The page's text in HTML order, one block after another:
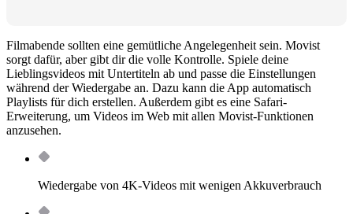
Filmabende sollten eine gemütliche Angelegenheit sein. Movist
sorgt dafür, aber gibt dir die volle Kontrolle. Spiele deine
Lieblingsvideos mit Untertiteln ab und passe die Einstellungen
während der Wiedergabe an. Dazu kann die App automatisch
Playlists für dich erstellen. Außerdem gibt es eine Safari-
Erweiterung, um Videos im Web mit allen Movist-Funktionen
anzusehen.
Wiedergabe von 4K-Videos mit wenigen Akkuverbrauch